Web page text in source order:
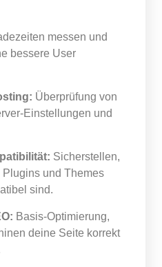
messen und
bessere User
Überprüfung von
Einstellungen und
Sicherstellen,
und Themes
sind.
Basis-Optimierung,
deine Seite korrekt